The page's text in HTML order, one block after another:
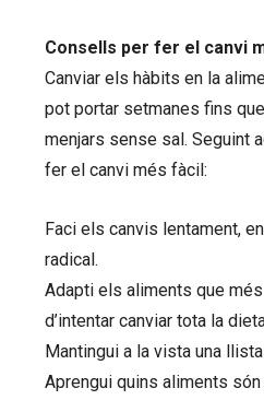
Consells per fer el canvi
Canviar els hàbits en la
pot portar setmanes fins
menjars sense sal. Seguint
fer el canvi més fàcil:
Faci els canvis lentament,
radical.
Adapti els aliments que
d’intentar canviar tota la
Mantingui a la vista una
Aprengui quins aliments